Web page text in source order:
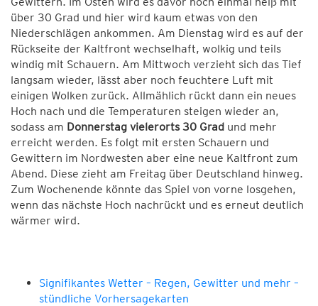
über 30 Grad und hier wird kaum etwas von den
Niederschlägen ankommen. Am Dienstag wird es auf der
Rückseite der Kaltfront wechselhaft, wolkig und teils
windig mit Schauern. Am Mittwoch verzieht sich das Tief
langsam wieder, lässt aber noch feuchtere Luft mit
einigen Wolken zurück. Allmählich rückt dann ein neues
Hoch nach und die Temperaturen steigen wieder an,
sodass am Donnerstag vielerorts 30 Grad und mehr
erreicht werden. Es folgt mit ersten Schauern und
Gewittern im Nordwesten aber eine neue Kaltfront zum
Abend. Diese zieht am Freitag über Deutschland hinweg.
Zum Wochenende könnte das Spiel von vorne losgehen,
wenn das nächste Hoch nachrückt und es erneut deutlich
wärmer wird.
Signifikantes Wetter – Regen, Gewitter und mehr –
stündliche Vorhersagekarten